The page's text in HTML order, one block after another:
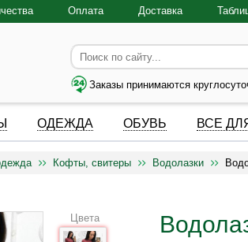
Оплата Доставка
Заказы принимаются
ОДЕЖДА ОБУВЬ ВСЕ
Кофты, свитеры Водолазки
Цвета